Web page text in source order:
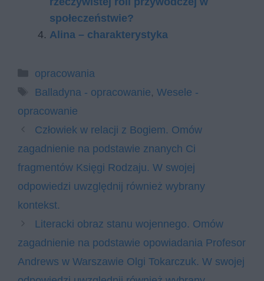
społeczeństwie?
Alina – charakterystyka
Kategorie
opracowania
Tagi
Balladyna - opracowanie, Wesele -
opracowanie
Człowiek w relacji z Bogiem. Omów
zagadnienie na podstawie znanych Ci
fragmentów Księgi Rodzaju. W swojej
odpowiedzi uwzględnij również wybrany
kontekst.
Literacki obraz stanu wojennego. Omów
zagadnienie na podstawie opowiadania Profesor
Andrews w Warszawie Olgi Tokarczuk. W swojej